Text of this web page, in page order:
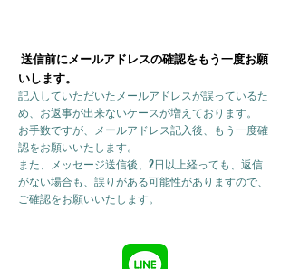
送信前にメールアドレスの確認をもう一度お願
いします。
記入していただいたメールアドレスが誤っているた
め、お返事が出来ないケースが増えております。
お手数ですが、メールアドレス記入後、もう一度確
認をお願いいたします。
また、メッセージ送信後、2日以上経っても、返信
がない場合も、誤りがある可能性がありますので、
ご確認をお願いいたします。